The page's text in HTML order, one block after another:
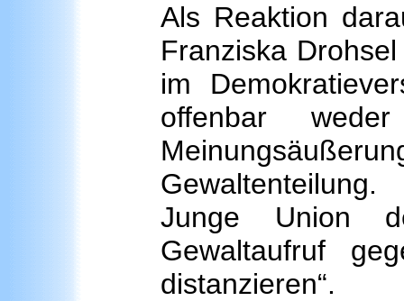
Als Reaktion
Franziska
im
offenbar
Junge Union
Gewaltaufruf
distanzieren“.